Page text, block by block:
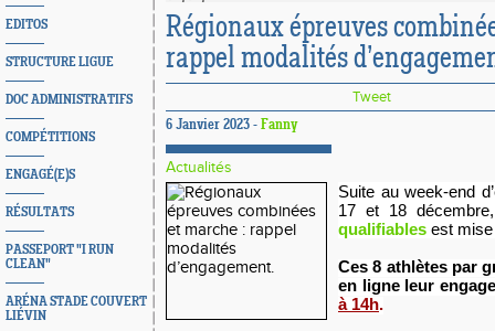
EDITOS
STRUCTURE LIGUE
DOC ADMINISTRATIFS
COMPÉTITIONS
ENGAGÉ(E)S
RÉSULTATS
PASSEPORT "I RUN
CLEAN"
ARÉNA STADE COUVERT
LIÉVIN
Régionaux épreuves
rappel modalités
Tweet
6 Janvier 2023 - Fanny
Actualités
Suite au week-end
17 et 18
qualifiables est
Ces 8 athlètes par
en ligne leur
à 14h.